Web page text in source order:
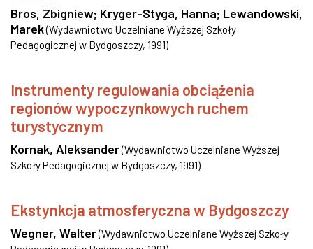
Bros, Zbigniew; Kryger-Styga, Hanna; Lewandowski,
Marek(Wydawnictwo Uczelniane Wyższej Szkoły
Pedagogicznej w Bydgoszczy, 1991)
Instrumenty regulowania obciążenia
regionów wypoczynkowych ruchem
turystycznym
Kornak, Aleksander(Wydawnictwo Uczelniane Wyższej
Szkoły Pedagogicznej w Bydgoszczy, 1991)
Ekstynkcja atmosferyczna w Bydgoszczy
Wegner, Walter(Wydawnictwo Uczelniane Wyższej Szkoły